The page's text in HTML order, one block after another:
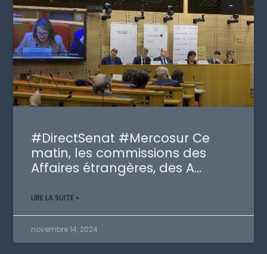
-
#DirectSenat #Mercosur Ce
matin, les commissions des
Affaires étrangères, des A…
LIRE LA SUITE »
novembre 14, 2024